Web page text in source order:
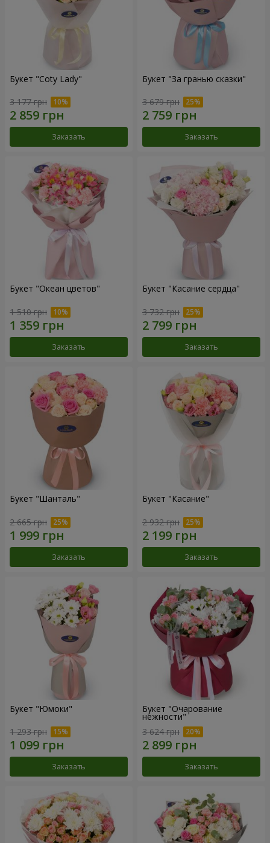
Букет "Coty Lady"
3 177 грн
Заказать
Букет "За гранью сказки"
3 679 грн
Заказать
Букет "Океан цветов"
1 510 грн
Заказать
Букет "Касание сердца"
3 732 грн
Заказать
Букет "Шанталь"
2 665 грн
Заказать
Букет "Касание"
2 932 грн
Заказать
Букет "Юмоки"
1 293 грн
Заказать
Букет "Очарование
нежности"
3 624 грн
Заказать